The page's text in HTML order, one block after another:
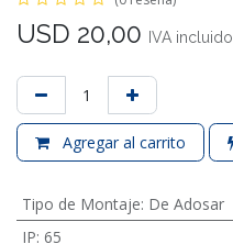
USD 20,00 IVA incluido
Agregar al carrito
Tipo de Montaje: De Adosar
IP: 65